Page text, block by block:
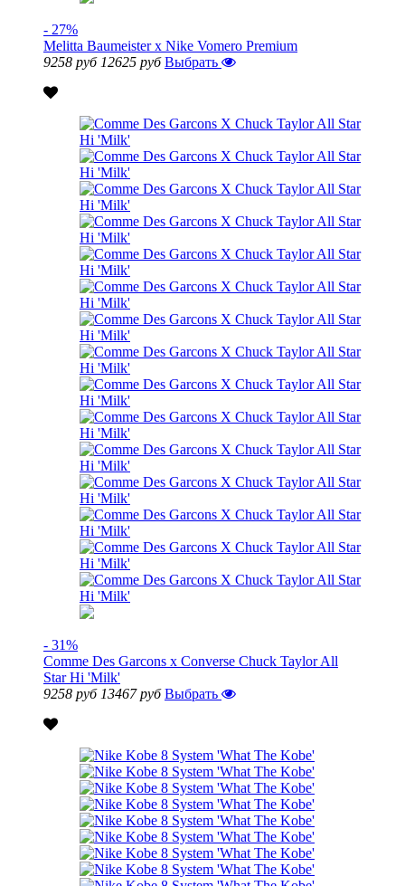
- 27%
Melitta Baumeister x Nike Vomero Premium
9258 руб 12625 руб Выбрать
- 31%
Comme Des Garcons x Converse Chuck Taylor All
Star Hi 'Milk'
9258 руб 13467 руб Выбрать